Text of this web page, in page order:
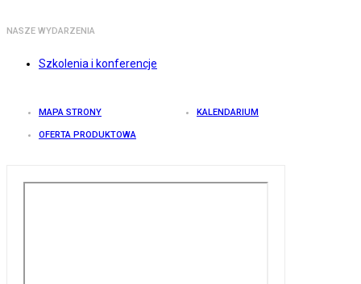
NASZE WYDARZENIA
Szkolenia i konferencje
MAPA STRONY KALENDARIUM
OFERTA PRODUKTOWA